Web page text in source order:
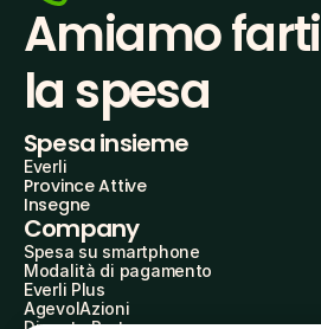
Amiamo farti
la spesa
Spesa insieme
Everli
Province Attive
Insegne
Company
Spesa su smartphone
Modalità di pagamento
Everli Plus
AgevolAzioni